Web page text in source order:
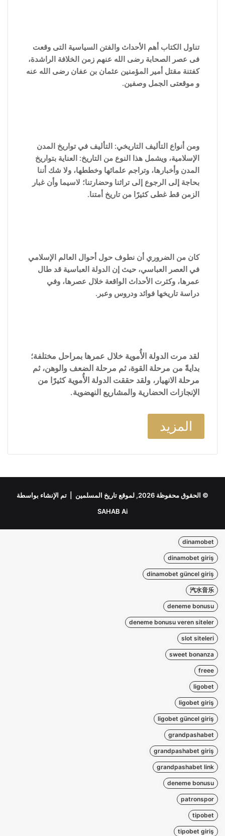
تناول الكتاب أهم الأحداث والفتن ا لسياسية التى وقعت
فى عصر الصحابة رضى الله عنهم زمن الخلافة الراشدة،
كفتنة مقتل أمير المؤمنين عثمان بن عفان رضى الله عنه
و موقعتى الجمل وصفين.
ومن أنواع التأليف التاريخي: التأليف في تواريخ المدن
الإسلامية، ويشمل هذا النوع من التاريخ: العناية بتواريخ
المدن وأخبارها، وتراجم علمائها وخططها، ولا شك أننا
بحاجة إلى الرجوع إلى تراثنا وحضارتنا؛ لاسيما وأن غبار
الزمن قط غطى كثيرًا من تاريخ أمتنا.
كان من الضروري أن نطوف حول أحوال العالم الإسلامي
في العصر العباسي، حيث إن الدولة العباسية قد طال
عمرها، وكثرت الأحداث الواقعة خلال عصرها، وفي
دراسة تاريخها فوائد ودروس وعبر.
لقد مرت الدولة الأُموية خلال عمرها بمراحل مختلفة؛
بدايةً من مرحلة القوة، ثم مرحلة الضعف والوهن، ثم
مرحلة الانهيار، ولقد حققت الدولة الأُموية كثيرًا من
الإنجازات الحضارية والمشاريع النهضوية.
المزيد
© الحقوق محفوظة 2026, لموقع تاريخ المسلمين | تم الإنشاء بواسطة
SAHAB Ai
dinamobet
dinamobet giriş
dinamobet güncel giriş
汽水音乐
deneme bonusu
deneme bonusu veren siteler
slot siteleri
sweet bonanza
freee
ligobet
ligobet giriş
ligobet güncel giriş
grandpashabet
grandpashabet giriş
grandpashabet link
deneme bonusu
patronspor
tipobet
tipobet giriş